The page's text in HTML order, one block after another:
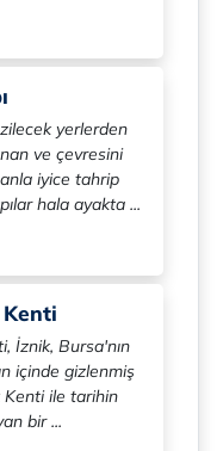
yerlerden
ve çevresini
iyice tahrip
hala ayakta ...
İznik, Bursa'nın
içinde gizlenmiş
ile tarihin
bir ...